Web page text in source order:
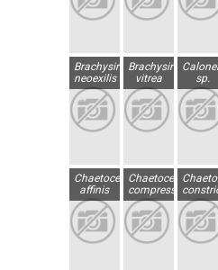
Brachysira
neoexilis
Brachysira
vitrea
sp.
Chaetoceros
affinis
Chaetoceros
compressus